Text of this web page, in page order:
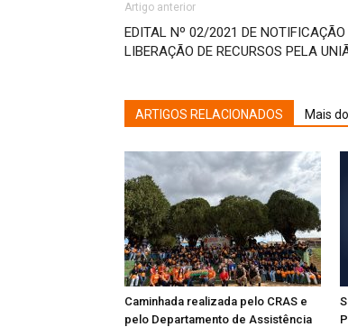
Artigo anterior
EDITAL Nº 02/2021 DE NOTIFICAÇÃO
LIBERAÇÃO DE RECURSOS PELA
ARTIGOS RELACIONADOS Mais
Caminhada realizada pelo CRAS e
pelo Departamento de Assistência